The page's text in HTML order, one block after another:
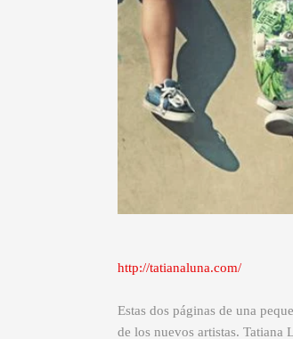
http://tatianaluna.com/
Estas dos páginas de una
de los nuevos artistas. Tatiana